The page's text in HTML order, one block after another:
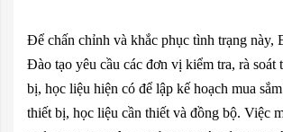
Để chấn chỉnh và khắc phục tình trạng này,
Đào tạo yêu cầu các đơn vị kiểm tra, rà soát
bị, học liệu hiện có để lập kế hoạch mua
thiết bị, học liệu cần thiết và đồng bộ. Việc